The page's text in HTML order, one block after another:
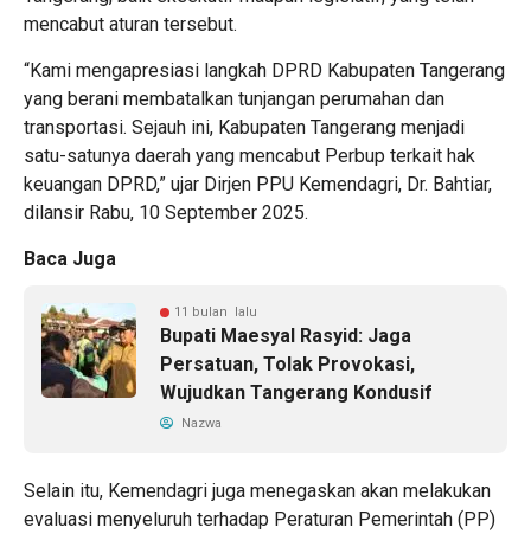
mencabut aturan tersebut.
“Kami mengapresiasi langkah DPRD Kabupaten Tangerang
yang berani membatalkan tunjangan perumahan dan
transportasi. Sejauh ini, Kabupaten Tangerang menjadi
satu-satunya daerah yang mencabut Perbup terkait hak
keuangan DPRD,” ujar Dirjen PPU Kemendagri, Dr. Bahtiar,
dilansir Rabu, 10 September 2025.
Baca Juga
11 bulan lalu
Bupati Maesyal Rasyid: Jaga
Persatuan, Tolak Provokasi,
Wujudkan Tangerang Kondusif
Nazwa
Selain itu, Kemendagri juga menegaskan akan melakukan
evaluasi menyeluruh terhadap Peraturan Pemerintah (PP)